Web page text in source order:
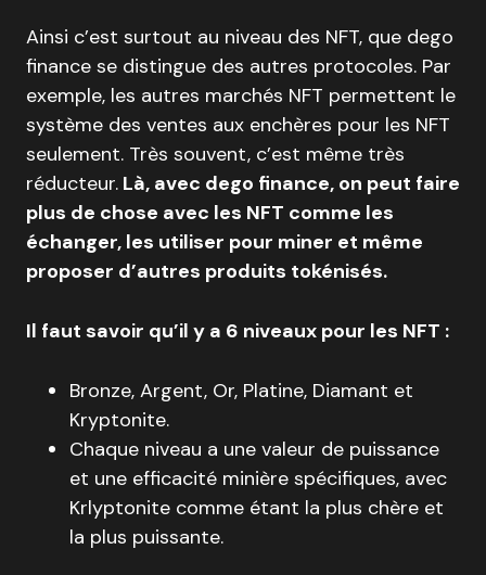
Ainsi c’est surtout au niveau des NFT, que dego
finance se distingue des autres protocoles. Par
exemple, les autres marchés NFT permettent le
système des ventes aux enchères pour les NFT
seulement. Très souvent, c’est même très
réducteur. Là, avec dego finance, on peut faire
plus de chose avec les NFT comme les
échanger, les utiliser pour miner et même
proposer d’autres produits tokénisés.
Il faut savoir qu’il y a 6 niveaux pour les NFT :
Bronze, Argent, Or, Platine, Diamant et
Kryptonite.
Chaque niveau a une valeur de puissance
et une efficacité minière spécifiques, avec
Krlyptonite comme étant la plus chère et
la plus puissante.